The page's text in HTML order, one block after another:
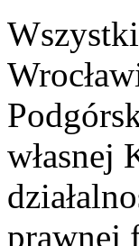
własnej
prawnej